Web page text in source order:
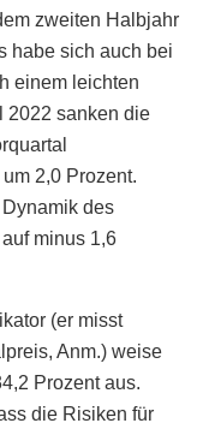
zweiten Halbjahr
habe sich auch bei
einem leichten
2022 sanken die
2,0 Prozent.
des
minus 1,6
(er misst
Anm.) weise
Prozent aus.
die Risiken für